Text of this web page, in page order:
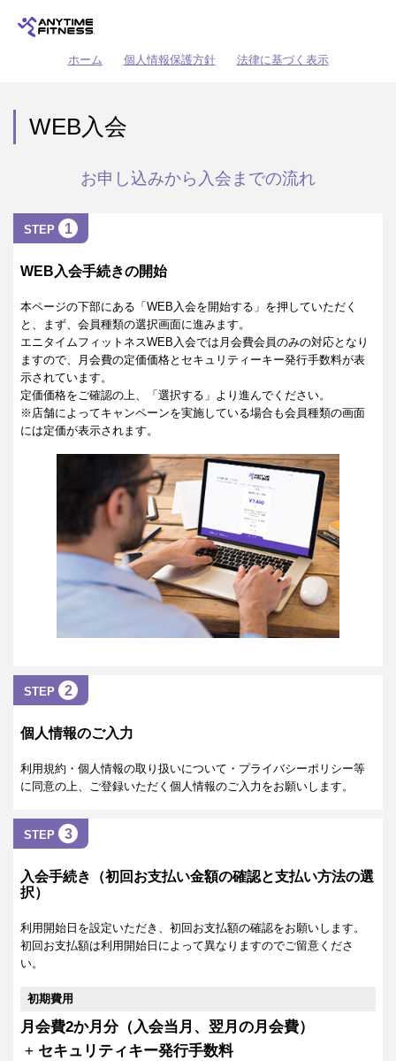
ホーム 個人情報保護方針 法律に基づく表示
WEB入会
お申し込みから入会までの流れ
STEP 1
WEB入会手続きの開始
本ページの下部にある「WEB入会を開始する」を押していただく
と、まず、会員種類の選択画面に進みます。
エニタイムフィットネスWEB入会では月会費会員のみの対応となり
ますので、月会費の定価価格とセキュリティーキー発行手数料が表
示されています。
定価価格をご確認の上、「選択する」より進んでください。
※店舗によってキャンペーンを実施している場合も会員種類の画面
には定価が表示されます。
STEP 2
個人情報のご入力
利用規約・個人情報の取り扱いについて・プライバシーポリシー等
に同意の上、ご登録いただく個人情報のご入力をお願いします。
STEP 3
入会手続き（初回お支払い金額の確認と支払い方法の選
択）
利用開始日を設定いただき、初回お支払額の確認をお願いします。
初回お支払額は利用開始日によって異なりますのでご留意くださ
い。
初期費用
月会費2か月分（入会当月、翌月の月会費）
+ セキュリティキー発行手数料